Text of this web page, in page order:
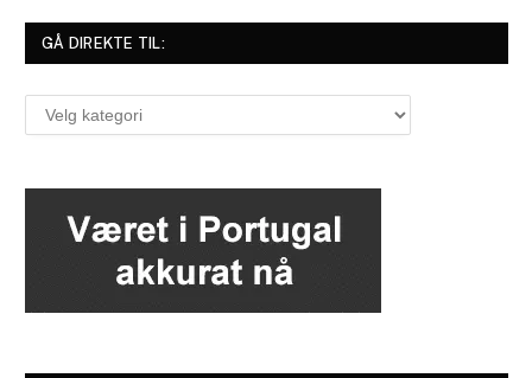
GÅ DIREKTE TIL:
direkte